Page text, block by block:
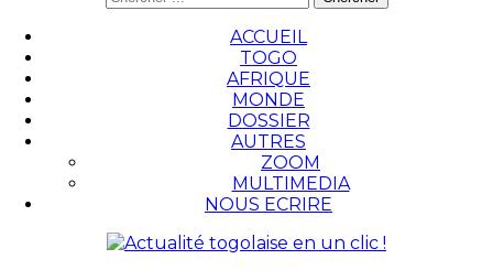
ACCUEIL
TOGO
AFRIQUE
MONDE
DOSSIER
AUTRES
ZOOM
MULTIMEDIA
NOUS ECRIRE